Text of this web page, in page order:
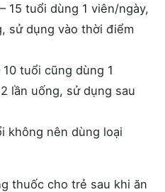
15 tuổi dùng 1 viên/ngày,
sử dụng vào thời điểm
tuổi cũng dùng 1
lần uống, sử dụng sau
không nên dùng loại
thuốc cho trẻ sau khi ăn